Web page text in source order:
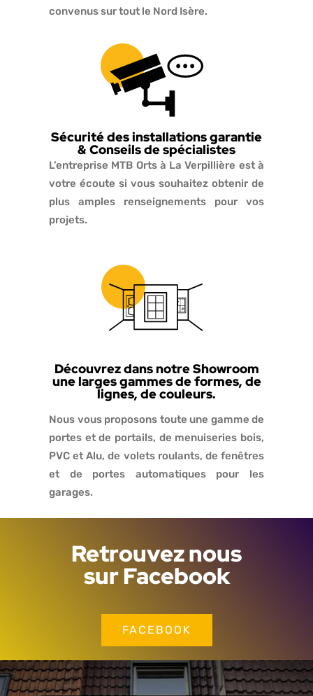
convenus sur tout le Nord Isère.
Sécurité des installations garantie
& Conseils de spécialistes
L’entreprise MTB Orts à La Verpillière est à
votre écoute si vous souhaitez obtenir de
plus amples renseignements pour vos
projets.
Découvrez dans notre Showroom
une larges gammes de formes, de
lignes, de couleurs.
Nous vous proposons toute une gamme de
portes et de portails, de menuiseries bois,
PVC et Alu, de volets roulants, de fenêtres
et de portes automatiques pour les
garages.
Retrouvez nous
sur Facebook
FACEBOOK